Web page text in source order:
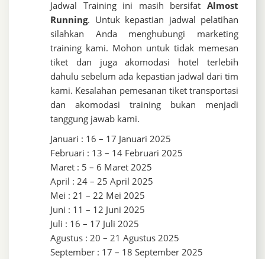
Jadwal Training ini masih bersifat Almost
Running. Untuk kepastian jadwal pelatihan
silahkan Anda menghubungi marketing
training kami. Mohon untuk tidak memesan
tiket dan juga akomodasi hotel terlebih
dahulu sebelum ada kepastian jadwal dari tim
kami. Kesalahan pemesanan tiket transportasi
dan akomodasi training bukan menjadi
tanggung jawab kami.
Januari : 16 – 17 Januari 2025
Februari : 13 – 14 Februari 2025
Maret : 5 – 6 Maret 2025
April : 24 – 25 April 2025
Mei : 21 – 22 Mei 2025
Juni : 11 – 12 Juni 2025
Juli : 16 – 17 Juli 2025
Agustus : 20 – 21 Agustus 2025
September : 17 – 18 September 2025